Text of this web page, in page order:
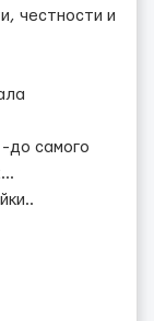
честности и
до самого